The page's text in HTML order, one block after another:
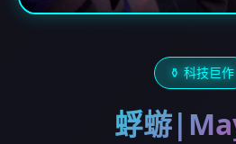
⚱️ 科技巨作
蜉蝣